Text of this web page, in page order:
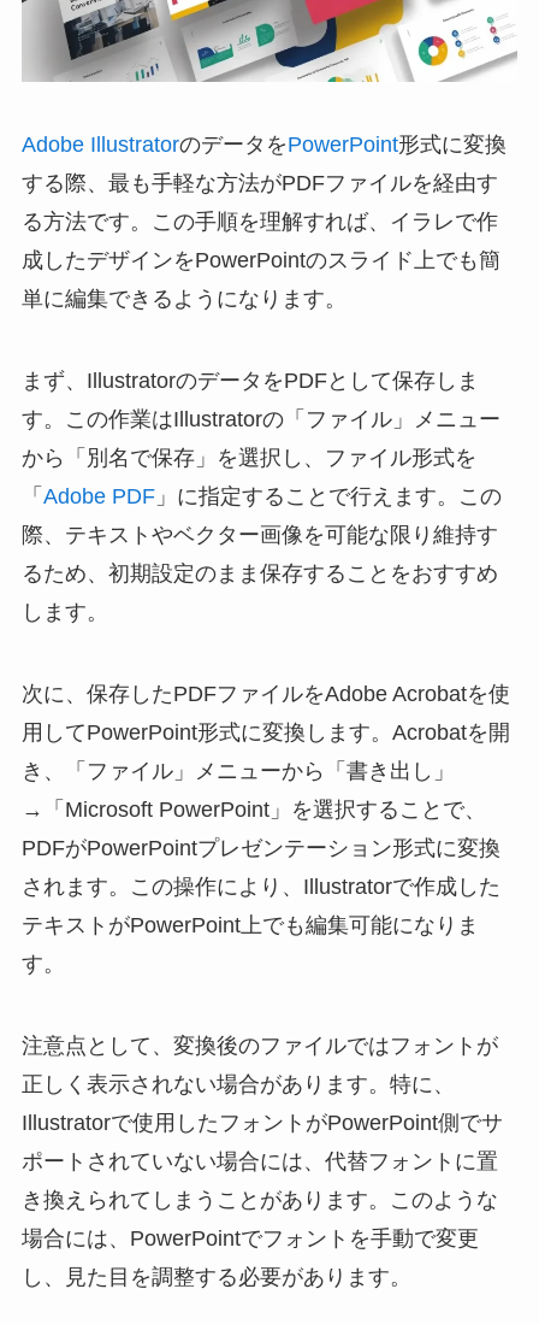
Adobe IllustratorのデータをPowerPoint形式に変換
する際、最も手軽な方法がPDFファイルを経由す
る方法です。この手順を理解すれば、イラレで作
成したデザインをPowerPointのスライド上でも簡
単に編集できるようになります。
まず、IllustratorのデータをPDFとして保存しま
す。この作業はIllustratorの「ファイル」メニュー
から「別名で保存」を選択し、ファイル形式を
「 Adobe PDF」に指定することで行えます。この
際、テキストやベクター画像を可能な限り維持す
るため、初期設定のまま保存することをおすすめ
します。
次に、保存したPDFファイルをAdobe Acrobatを使
用してPowerPoint形式に変換します。Acrobatを開
き、「ファイル」メニューから「書き出し」
→「Microsoft PowerPoint」を選択することで、
PDFがPowerPointプレゼンテーション形式に変換
されます。この操作により、Illustratorで作成した
テキストがPowerPoint上でも編集可能になりま
す。
注意点として、変換後のファイルではフォントが
正しく表示されない場合があります。特に、
Illustratorで使用したフォントがPowerPoint側でサ
ポートされていない場合には、代替フォントに置
き換えられてしまうことがあります。このような
場合には、PowerPointでフォントを手動で変更
し、見た目を調整する必要があります。